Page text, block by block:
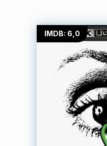
IMDB: 6,0